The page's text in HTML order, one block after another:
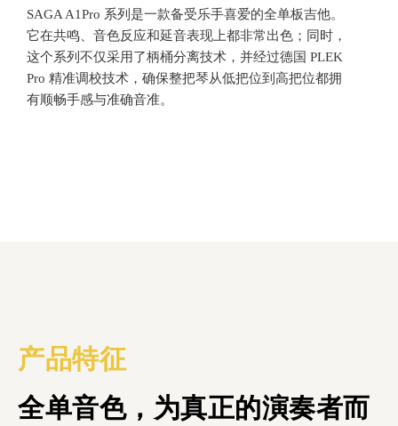
SAGA A1Pro 系列 是一款备受乐手喜爱的全单板吉他。
它在共鸣、音色反应和延音表现上都非常出色；同时，
这个系列不仅采用了柄桶分离技术，并经过德国 PLEK
Pro 精准调校技术，确保整把琴从低把位到高把位都拥
有顺畅手感与准确音准。
产品特征
全单音色，为真正的演奏者而